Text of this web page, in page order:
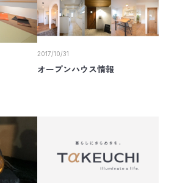
2017/10/31
オープンハウス情報